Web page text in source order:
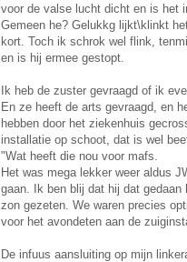
voor de valse lucht dicht en is het
Gemeen he? Gelukkg lijkt\klinkt
kort. Toch ik schrok wel flink,
en is hij ermee gestopt.
Ik heb de zuster gevraagd of ik
En ze heeft de arts gevraagd, en
hebben door het ziekenhuis
installatie op schoot, dat is wel
"Wat heeft die nou voor mafs.
Het was mega lekker weer aldus
gaan. Ik ben blij dat hij dat
zon gezeten. We waren precies
voor het avondeten aan de
De infuus aansluiting op mijn